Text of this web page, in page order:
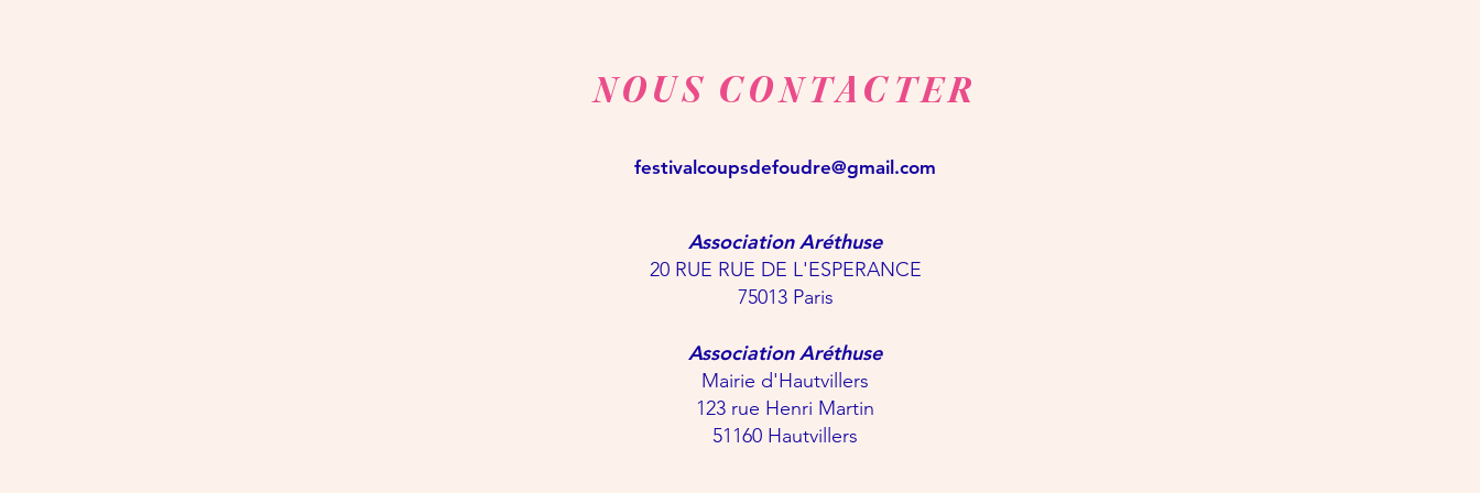
NOUS CONTACTER
festivalcoupsdefoudre@gmail.com
Association Aréthuse
20 RUE RUE DE L'ESPERANCE
75013 Paris
Association Aréthuse
Mairie d'Hautvillers
123 rue Henri Martin
51160 Hautvillers